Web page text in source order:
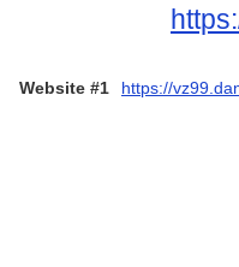
Website #1 https://